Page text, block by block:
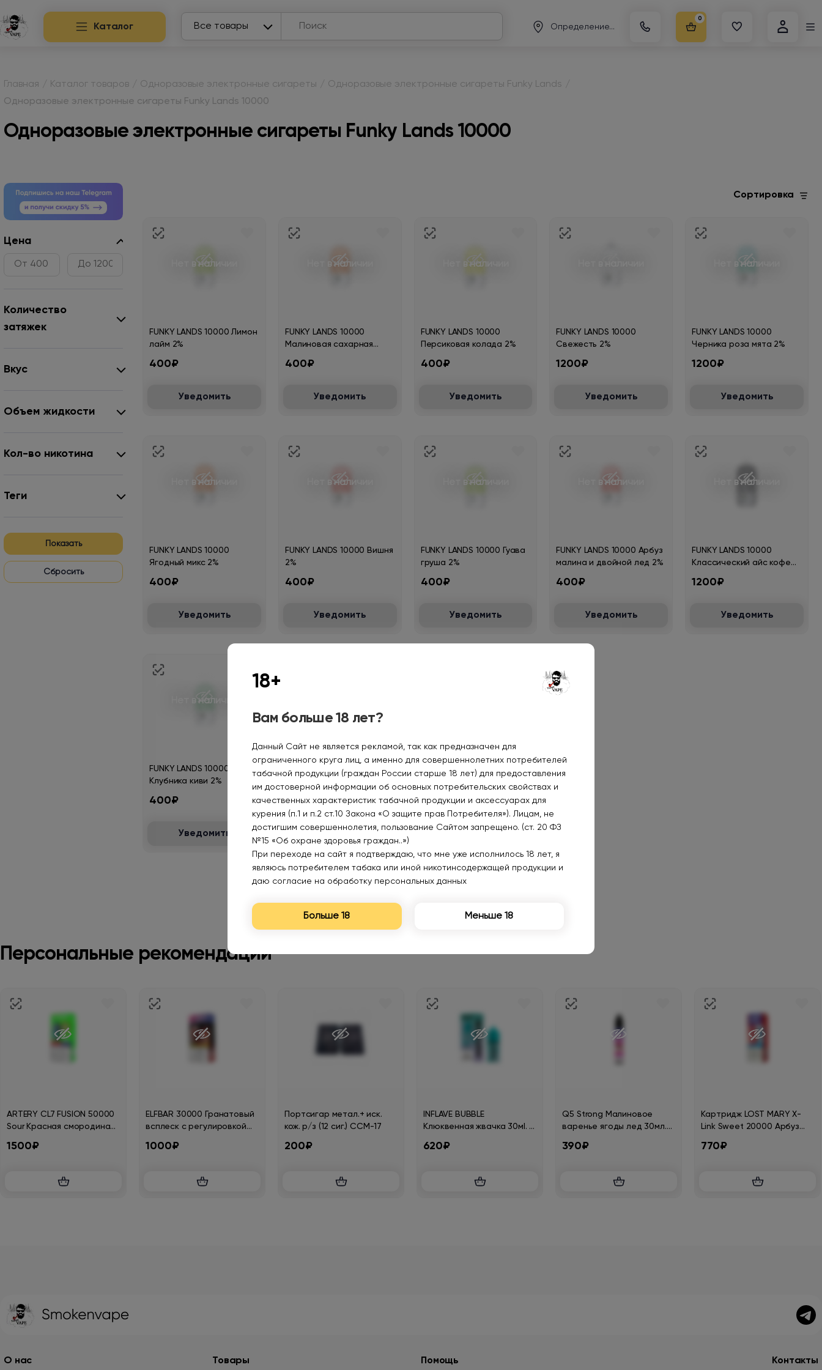
Каталог Все товары
Search
Определение...
0
Главная Каталог товаров Одноразовые электронные сигареты Одноразовые электронные сигареты Funky Lands
Одноразовые электронные сигареты Funky Lands 10000
Одноразовые электронные сигареты Funky Lands 10000
Цена
Количество
затяжек
Вкус
Объем жидкости
Кол-во никотина
Теги
Показать
Сортировка
Нет в наличии
FUNKY LANDS 10000 Лимон
лайм 2%
400₽
Уведомить
Нет в наличии
FUNKY LANDS 10000
Малиновая сахарная
400₽
Уведомить
Нет в наличии
FUNKY LANDS 10000
Персиковая колада 2%
400₽
Уведомить
FUNKY LANDS 10000
Свежесть 2%
1200₽
Уведомить
Нет в наличии
FUNKY LANDS 10000
Черника роза мята 2%
1200₽
Уведомить
Нет в наличии
FUNKY LANDS 10000
Ягодный микс 2%
400₽
Уведомить
Нет в наличии
FUNKY LANDS 10000 Вишня
2%
400₽
Уведомить
Нет в наличии
FUNKY LANDS 10000 Гуава
груша 2%
400₽
Уведомить
Нет в наличии
FUNKY LANDS 10000 Арбуз
малина и двойной лед 2%
400₽
Уведомить
Нет в наличии
FUNKY LANDS 10000
Классический айс кофе
1200₽
Уведомить
Нет в наличии
FUNKY LANDS 10000
Клубника киви 2%
400₽
Уведомить
FUNKY LANDS 10000
двойной лед 2%
400₽
Уведомить
FUNKY LANDS 10000
400₽
Уведомить
Персональные рекомендации
ARTERY CL7 FUSION 50000
Sour Красная смородина
1500₽
ELFBAR 30000 Гранатовый
всплеск с регулировкой
1000₽
Портсигар метал.+ иск.
кож. р/з (12 сиг.) CCM-17
200₽
INFLAVE BUBBLE
Клюквенная жвачка 30мl. 2
620₽
Q5 Strong Малиновое
варенье ягоды лед 30мл.
390₽
Картридж LOST MARY X-
Link Sweet 20000 Арбуз
770₽
О нас Товары Помощь Контакты
18+
Вам больше 18 лет?
Данный Сайт не является рекламой, так как предназначен для
ограниченного круга лиц, а именно для совершеннолетних потребителей
табачной продукции (граждан России старше 18 лет) для предоставления
им достоверной информации об основных потребительских свойствах и
качественных характеристик табачной продукции и аксессуарах для
курения (п.1 и п.2 ст.10 Закона «О защите прав Потребителя»). Лицам, не
достигшим совершеннолетия, пользование Сайтом запрещено. (ст. 20 ФЗ
№15 «Об охране здоровья граждан..»)
При переходе на сайт я подтверждаю, что мне уже исполнилось 18 лет, я
являюсь потребителем табака или иной никотинсодержащей продукции и
даю согласие на обработку персональных данных
Больше 18 Меньше 18